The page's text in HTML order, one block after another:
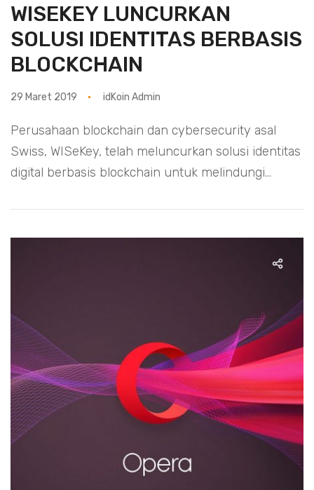
WISEKEY LUNCURKAN
SOLUSI IDENTITAS BERBASIS
BLOCKCHAIN
29 Maret 2019 idKoin Admin
Perusahaan blockchain dan cybersecurity asal
Swiss, WISeKey, telah meluncurkan solusi identitas
digital berbasis blockchain untuk melindungi...